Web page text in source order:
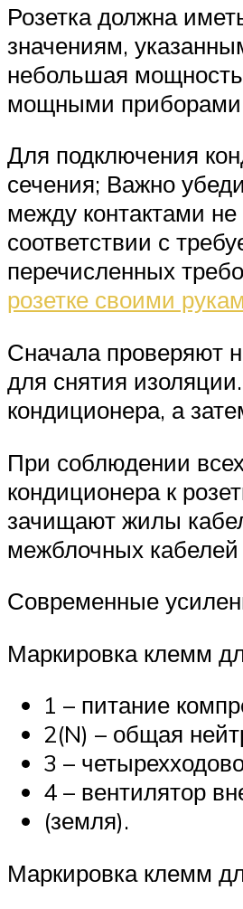
Розетка должна
значениям,
небольшая
мощными приборами;
Для подключения
сечения; Важно
между контактами
соответствии с
перечисленных
розетке своими
Сначала проверяют
для снятия
кондиционера, а
При соблюдении
кондиционера к
зачищают жилы
межблочных кабелей
Современные
Маркировка клемм
1 – питание
2(N) – общая
3 –
4 – вентилятор
(земля).
Маркировка клемм